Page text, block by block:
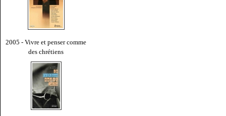
2005 - Vivre et penser comme
des chrétiens